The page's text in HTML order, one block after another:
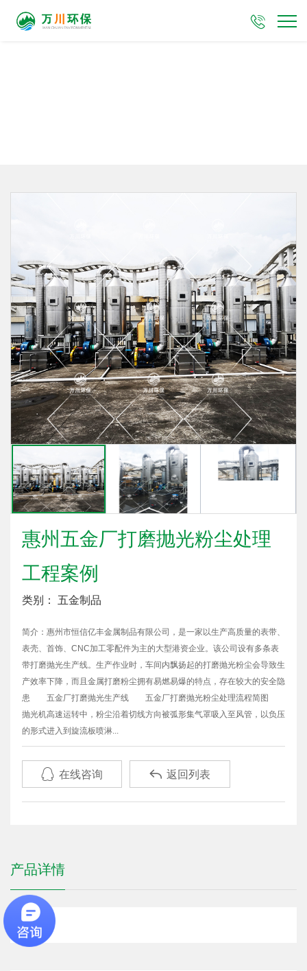

惠州五金厂打磨抛光粉尘处理
工程案例
类别： 五金制品
简介：惠州市恒信亿丰金属制品有限公司，是一家以生产高质量的表带、
表壳、首饰、CNC加工零配件为主的大型港资企业。该公司设有多条表
带打磨抛光生产线。生产作业时，车间内飘扬起的打磨抛光粉尘会导致生
产效率下降，而且金属打磨粉尘拥有易燃易爆的特点，存在较大的安全隐
患 五金厂打磨抛光生产线 五金厂打磨抛光粉尘处理流程简图
抛光机高速运转中，粉尘沿着切线方向被弧形集气罩吸入至风管，以负压
的形式进入到旋流板喷淋...
 在线咨询  返回列表
产品详情